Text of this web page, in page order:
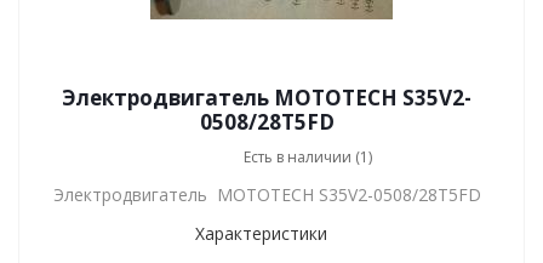
Электродвигатель MOTOTECH S35V2-
0508/28T5FD
Есть в наличии (1)
Электродвигатель MOTOTECH S35V2-0508/28T5FD
Характеристики